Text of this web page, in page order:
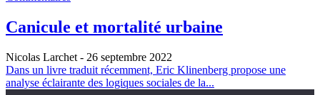
Canicule et mortalité urbaine
Nicolas Larchet - 26 septembre 2022
Dans un livre traduit récemment, Eric Klinenberg propose une
analyse éclairante des logiques sociales de la...